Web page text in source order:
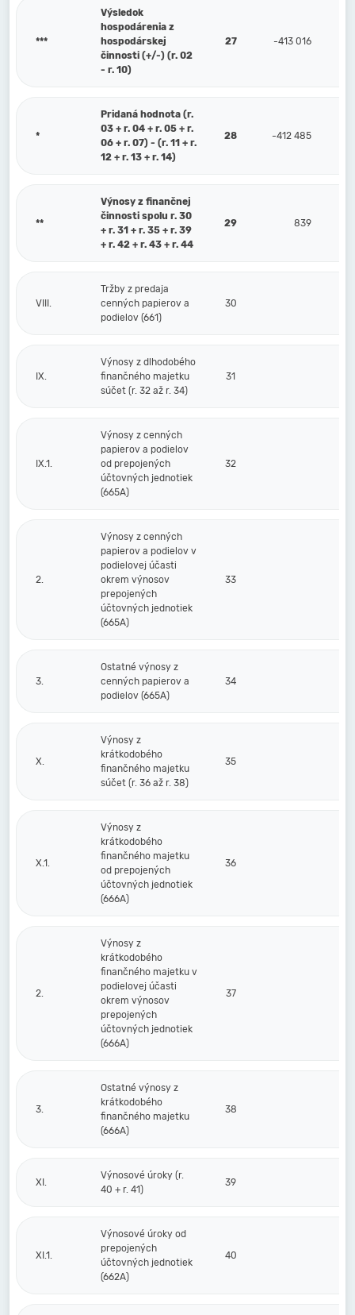
***
Výsledok
hospodárenia z
hospodárskej
činnosti (+/-) (r. 02
- r. 10)
27 -413 016
*
Pridaná hodnota (r.
03 + r. 04 + r. 05 + r.
06 + r. 07) - (r. 11 + r.
12 + r. 13 + r. 14)
28 -412 485
**
Výnosy z finančnej
činnosti spolu r. 30
+ r. 31 + r. 35 + r. 39
+ r. 42 + r. 43 + r. 44
29 839
VIII.
Tržby z predaja
cenných papierov a
podielov (661)
30
IX.
Výnosy z dlhodobého
finančného majetku
súčet (r. 32 až r. 34)
31
IX.1.
Výnosy z cenných
papierov a podielov
od prepojených
účtovných jednotiek
(665A)
32
2.
Výnosy z cenných
papierov a podielov v
podielovej účasti
okrem výnosov
prepojených
účtovných jednotiek
(665A)
33
3.
Ostatné výnosy z
cenných papierov a
podielov (665A)
34
X.
Výnosy z
krátkodobého
finančného majetku
súčet (r. 36 až r. 38)
35
X.1.
Výnosy z
krátkodobého
finančného majetku
od prepojených
účtovných jednotiek
(666A)
36
2.
Výnosy z
krátkodobého
finančného majetku v
podielovej účasti
okrem výnosov
prepojených
účtovných jednotiek
(666A)
37
3.
Ostatné výnosy z
krátkodobého
finančného majetku
(666A)
38
XI.
Výnosové úroky (r.
40 + r. 41)
39
XI.1.
Výnosové úroky od
prepojených
účtovných jednotiek
(662A)
40